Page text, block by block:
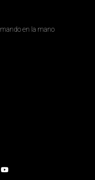
en la mano